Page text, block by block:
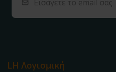
LH Λογισμική